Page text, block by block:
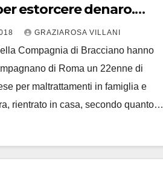
estorcere denaro.
GRAZIAROSA VILLANI
Compagnia di Bracciano hanno
di Roma un 22enne di
per maltrattamenti in famiglia e
rientrato in casa, secondo quanto…